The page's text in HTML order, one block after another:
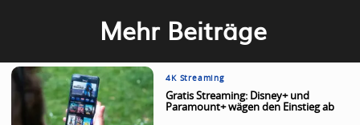
Mehr Beiträge
4K Streaming
Gratis Streaming: Disney+ und
Paramount+ wägen den Einstieg ab